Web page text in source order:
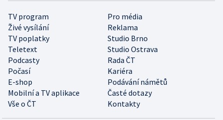
TV program
Pro média
Živé vysílání
Reklama
TV poplatky
Studio Brno
Teletext
Studio Ostrava
Podcasty
Rada ČT
Počasí
Kariéra
E-shop
Podávání námětů
Mobilní a TV aplikace
Časté dotazy
Vše o ČT
Kontakty